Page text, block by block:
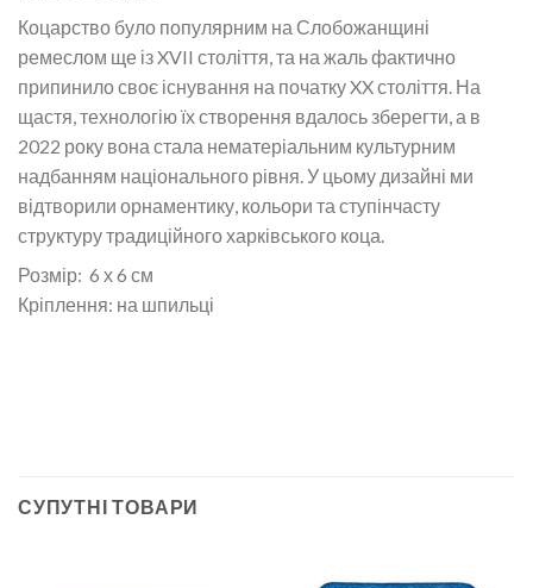
Коцарство було популярним на Слобожанщині
ремеслом ще із XVII століття, та на жаль фактично
припинило своє існування на початку XX століття. На
щастя, технологію їх створення вдалось зберегти, а в
2022 року вона стала нематеріальним культурним
надбанням національного рівня. У цьому дизайні ми
відтворили орнаментику, кольори та ступінчасту
структуру традиційного харківського коца.
Розмір: 6 х 6 см
Кріплення: на шпильці
СУПУТНІ ТОВАРИ